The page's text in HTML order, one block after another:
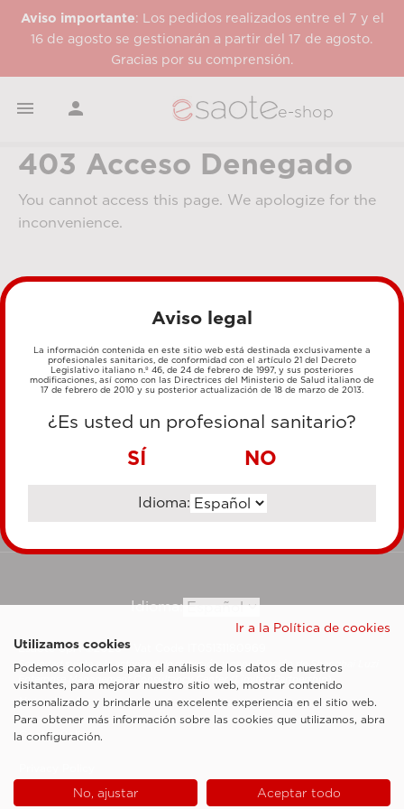
Aviso importante: Los pedidos realizados entre el 7 y el
16 de agosto se gestionarán a partir del 17 de agosto.
Gracias por su comprensión.
  e-shop
403 Acceso Denegado
You cannot access this page. We apologize for the
inconvenience.
MÉTODOS DE PAGO
TRANSFERENCIA BANCARIA
Idioma:
Esaote SpA ©2026 - Vat Code IT05131180969
Sociedad sujeta a la actividad de dirección y coordinación de Shanghai Luzi
Enterprise Management Consultancy Center (Limited Partnership)
Notas legales
Cookie Policy
Aviso legal
La información contenida en este sitio web está destinada exclusivamente a
profesionales sanitarios, de conformidad con el artículo 21 del Decreto
Legislativo italiano n.º 46, de 24 de febrero de 1997, y sus posteriores
modificaciones, así como con las Directrices del Ministerio de Salud italiano de
17 de febrero de 2010 y su posterior actualización de 18 de marzo de 2013.
¿Es usted un profesional sanitario?
SÍ NO
Idioma:
Ir a la Política de cookies
Utilizamos cookies
Podemos colocarlos para el análisis de los datos de nuestros
visitantes, para mejorar nuestro sitio web, mostrar contenido
personalizado y brindarle una excelente experiencia en el sitio web.
Para obtener más información sobre las cookies que utilizamos, abra
la configuración.
No, ajustar Aceptar todo